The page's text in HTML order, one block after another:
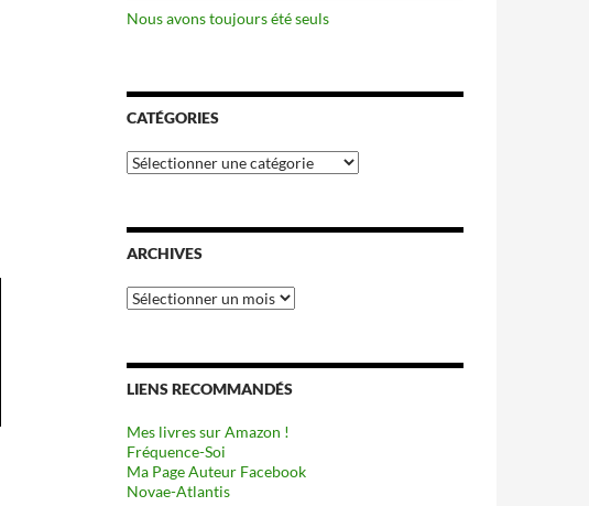
Nous avons toujours été seuls
CATÉGORIES
Catégories
ARCHIVES
Archives
LIENS RECOMMANDÉS
Mes livres sur Amazon !
Fréquence-Soi
Ma Page Auteur Facebook
Novae-Atlantis